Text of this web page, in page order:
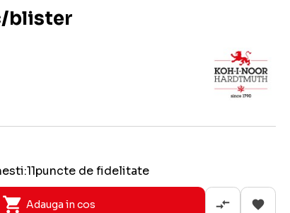
blister
11puncte de fidelitate
Adauga in cos